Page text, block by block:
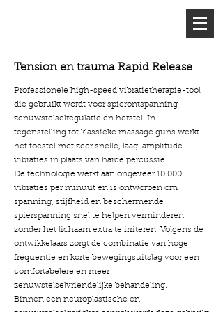
Tension en trauma Rapid Release
Professionele high-speed vibratietherapie-tool
die gebruikt wordt voor spierontspanning,
zenuwstelselregulatie en herstel. In
tegenstelling tot klassieke massage guns werkt
het toestel met zeer snelle, laag-amplitude
vibraties in plaats van harde percussie.
De technologie werkt aan ongeveer 10.000
vibraties per minuut en is ontworpen om
spanning, stijfheid en beschermende
spierspanning snel te helpen verminderen
zonder het lichaam extra te irriteren. Volgens de
ontwikkelaars zorgt de combinatie van hoge
frequentie en korte bewegingsuitslag voor een
comfortabelere en meer
zenuwstelselvriendelijke behandeling.
Binnen een neuroplastische en